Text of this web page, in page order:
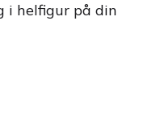
i helfigur på din